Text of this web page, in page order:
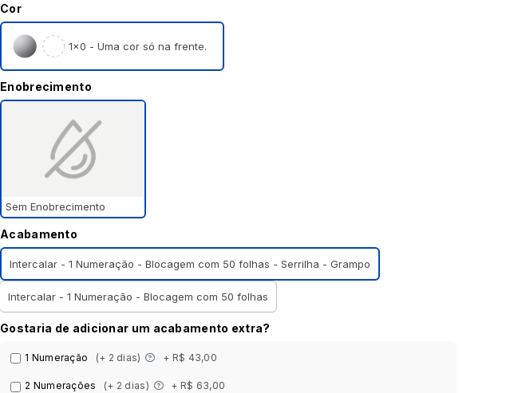
Cor
1×0 - Uma cor só na frente.
Enobrecimento
Sem Enobrecimento
Acabamento
Intercalar - 1 Numeração - Blocagem com 50 folhas - Serrilha - Grampo
Intercalar - 1 Numeração - Blocagem com 50 folhas
Gostaria de adicionar um acabamento extra?
1 Numeração (+ 2 dias) + R$ 43,00
2 Numerações (+ 2 dias) + R$ 63,00